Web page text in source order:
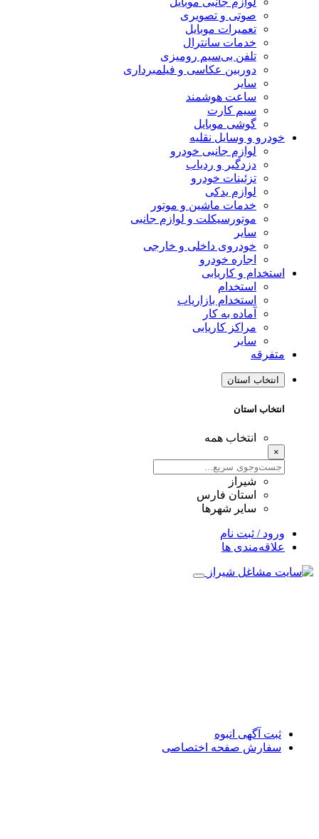
صوتی و تصویری
تعمیرات موبایل
خدمات سانترال
تلفن بی‌سیم رومیزی
دوربین عکاسی و فیلمبرداری
سایر
ساعت هوشمند
سیم کارت
گوشی موبایل
خودرو و وسایل نقلیه
لوازم جانبی خودرو
دزدگیر و ردیاب
تزئینات خودرو
لوازم یدکی
خدمات ماشین و موتور
موتورسیکلت و لوازم جانبی
سایر
خودروی داخلی و خارجی
اجاره خودرو
استخدام و کاریابی
استخدام
استخدام بازاریاب
آماده به کار
مراکز کاریابی
سایر
متفرقه
انتخاب استان
انتخاب استان
انتخاب همه
×
شیراز
استان فارس
سایر شهرها
ورود / ثبت نام
علاقه‌مندی ها
ثبت آگهی انبوه
سفارش صفحه اختصاصی